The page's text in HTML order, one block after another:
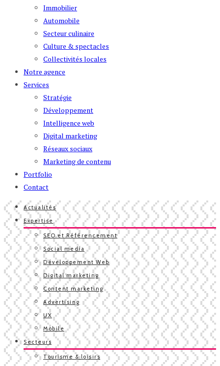
Immobilier
Automobile
Secteur culinaire
Culture & spectacles
Collectivités locales
Notre agence
Services
Stratégie
Développement
Intelligence web
Digital marketing
Réseaux sociaux
Marketing de contenu
Portfolio
Contact
Actualités
Expertise
SEO et Référencement
Social media
Développement Web
Digital marketing
Content marketing
Advertising
UX
Mobile
Secteurs
Tourisme & loisirs